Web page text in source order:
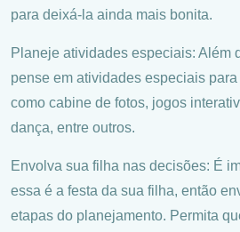
para deixá-la ainda mais bonita.
Planeje atividades especiais: Além
pense em atividades especiais
como cabine de fotos, jogos
dança, entre outros.
Envolva sua filha nas decisões: É
essa é a festa da sua filha, então
etapas do planejamento. Permita